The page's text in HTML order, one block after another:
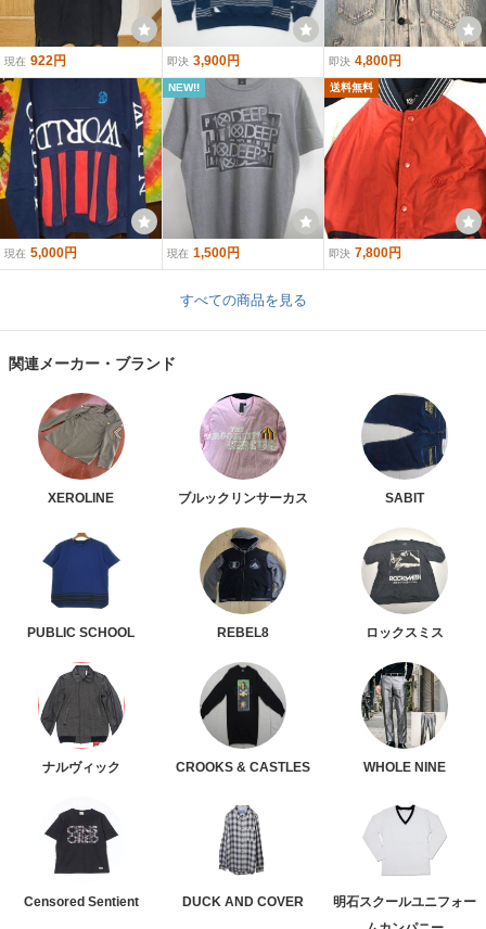
現在 922円 即決 3,900円 即決 4,800円
現在 5,000円
NEW!!
現在 1,500円
送料無料
即決 7,800円
すべての商品を見る
関連メーカー・ブランド
XEROLINE ブルックリンサーカス SABIT
PUBLIC SCHOOL REBEL8 ロックスミス
ナルヴィック CROOKS & CASTLES WHOLE NINE
Censored Sentient DUCK AND COVER
明石スクールユニフォー